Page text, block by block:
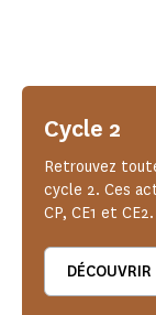
Cycle 2
Retrouvez
cycle 2. Ces
CP, CE1 et CE2.
DÉCOUVRIR